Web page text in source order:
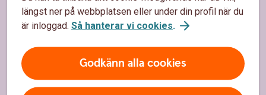
längst ner på webbplatsen eller under din profil när du
är inloggad. Så hanterar vi cookies.
Godkänn alla cookies
Spärrhjälp
Priser, räntor och kurser